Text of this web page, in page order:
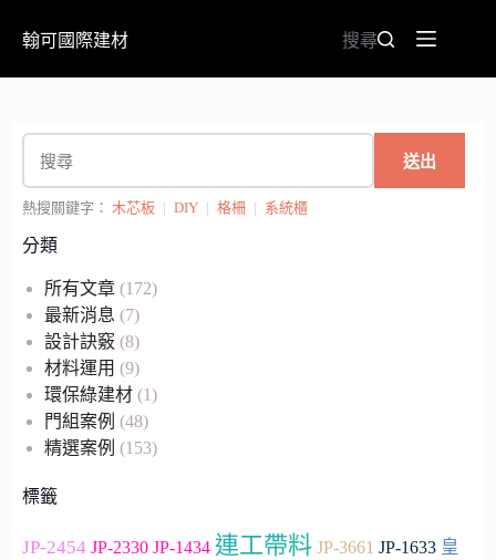
翰可國際建材 搜尋
送出
熱搜關鍵字： 木芯板 | DIY | 格柵 | 系統櫃
分類
所有文章 (172)
最新消息 (7)
設計訣竅 (8)
材料運用 (9)
環保綠建材 (1)
門組案例 (48)
精選案例 (153)
標籤
JP-2454 JP-2330 JP-1434 連工帶料 JP-3661 JP-1633 皇